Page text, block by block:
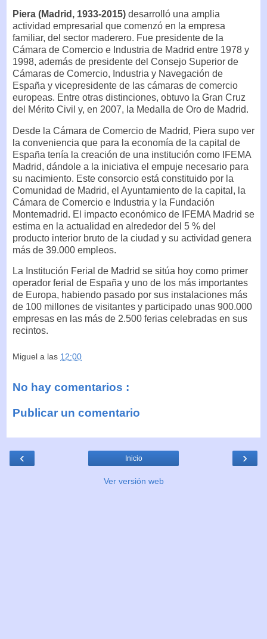
Piera (Madrid, 1933-2015) desarrolló una amplia
actividad empresarial que comenzó en la empresa
familiar, del sector maderero. Fue presidente de la
Cámara de Comercio e Industria de Madrid entre 1978 y
1998, además de presidente del Consejo Superior de
Cámaras de Comercio, Industria y Navegación de
España y vicepresidente de las cámaras de comercio
europeas. Entre otras distinciones, obtuvo la Gran Cruz
del Mérito Civil y, en 2007, la Medalla de Oro de Madrid.
Desde la Cámara de Comercio de Madrid, Piera supo ver
la conveniencia que para la economía de la capital de
España tenía la creación de una institución como IFEMA
Madrid, dándole a la iniciativa el empuje necesario para
su nacimiento. Este consorcio está constituido por la
Comunidad de Madrid, el Ayuntamiento de la capital, la
Cámara de Comercio e Industria y la Fundación
Montemadrid. El impacto económico de IFEMA Madrid se
estima en la actualidad en alrededor del 5 % del
producto interior bruto de la ciudad y su actividad genera
más de 39.000 empleos.
La Institución Ferial de Madrid se sitúa hoy como primer
operador ferial de España y uno de los más importantes
de Europa, habiendo pasado por sus instalaciones más
de 100 millones de visitantes y participado unas 900.000
empresas en las más de 2.500 ferias celebradas en sus
recintos.
Miguel a las 12:00
No hay comentarios :
Publicar un comentario
‹ ›
Inicio
Ver versión web